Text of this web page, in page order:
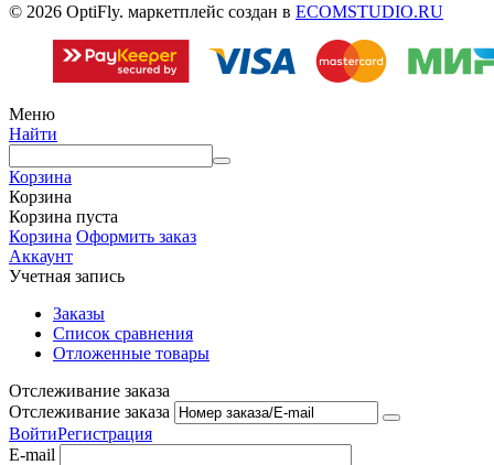
© 2026 OptiFly. маркетплейс создан в ECOMSTUDIO.RU
Меню
Найти
Корзина
Корзина
Корзина пуста
Корзина Оформить заказ
Аккаунт
Учетная запись
Заказы
Список сравнения
Отложенные товары
Отслеживание заказа
Отслеживание заказа
ВойтиРегистрация
E-mail